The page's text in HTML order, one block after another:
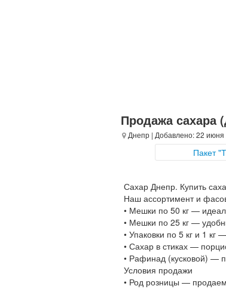
Продажа сахара
Днепр | Добавлено: 22
Пакет
Сахар Днепр. Купить
Наш ассортимент и
• Мешки по 50 кг —
• Мешки по 25 кг —
• Упаковки по 5 кг и 1
• Сахар в стиках —
• Рафинад (кусковой) —
Условия продажи
• Род розницы — продаем